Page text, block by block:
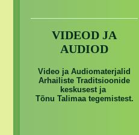
VIDEOD JA
AUDIOD
Video ja Audiomaterjalid
Arhailiste Traditsioonide
keskusest ja
Tõnu Talimaa tegemistest.